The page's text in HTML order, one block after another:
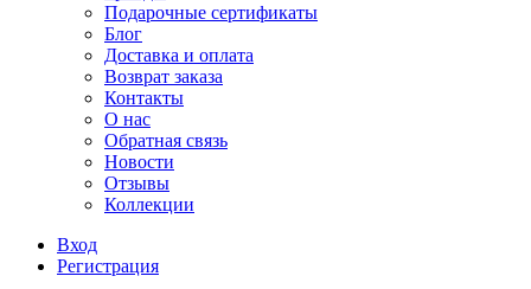
Подарочные сертификаты
Блог
Доставка и оплата
Возврат заказа
Контакты
О нас
Обратная связь
Новости
Отзывы
Коллекции
Вход
Регистрация